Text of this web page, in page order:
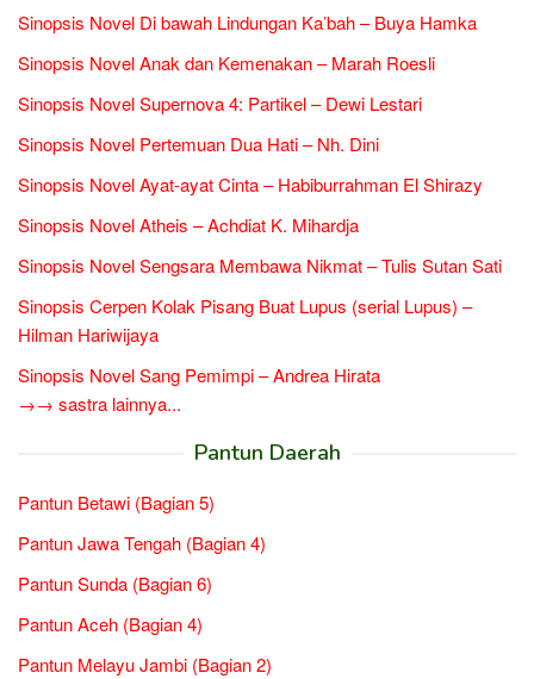
Sinopsis Novel Di bawah Lindungan Ka’bah – Buya Hamka
Sinopsis Novel Anak dan Kemenakan – Marah Roesli
Sinopsis Novel Supernova 4: Partikel – Dewi Lestari
Sinopsis Novel Pertemuan Dua Hati – Nh. Dini
Sinopsis Novel Ayat-ayat Cinta – Habiburrahman El Shirazy
Sinopsis Novel Atheis – Achdiat K. Mihardja
Sinopsis Novel Sengsara Membawa Nikmat – Tulis Sutan Sati
Sinopsis Cerpen Kolak Pisang Buat Lupus (serial Lupus) –
Hilman Hariwijaya
Sinopsis Novel Sang Pemimpi – Andrea Hirata
→→ sastra lainnya...
Pantun Daerah
Pantun Betawi (Bagian 5)
Pantun Jawa Tengah (Bagian 4)
Pantun Sunda (Bagian 6)
Pantun Aceh (Bagian 4)
Pantun Melayu Jambi (Bagian 2)